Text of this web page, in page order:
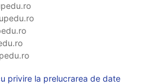
privire la prelucrarea de date